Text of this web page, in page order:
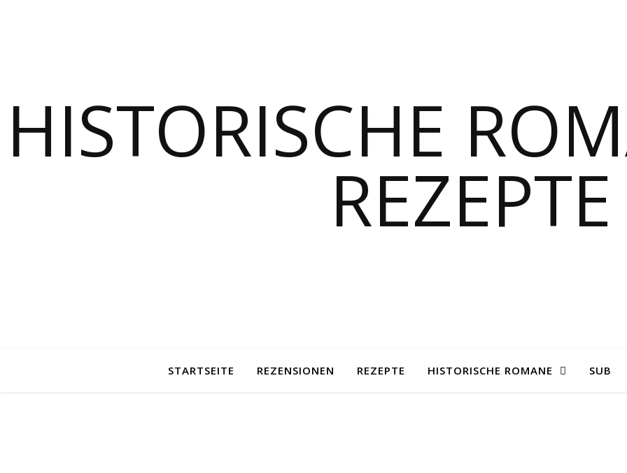
HISTORISCHE
REZEPTE
STARTSEITE REZENSIONEN REZEPTE HISTORISCHE ROMANE SUB